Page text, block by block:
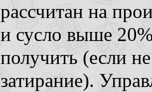
рассчитан на
и сусло выше
получить (если
затирание).